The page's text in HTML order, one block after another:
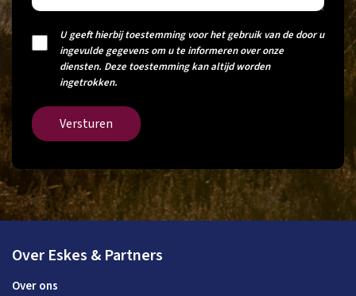
U geeft hierbij toestemming voor het gebruik van de door u
ingevulde gegevens om u te informeren over onze
diensten. Deze toestemming kan altijd worden
ingetrokken.
Versturen
Over Eskes & Partners
Over ons